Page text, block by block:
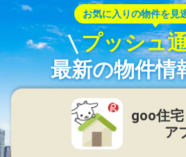
お気に入りの物件を見
プッシュ
最新の物件情
goo住
ア